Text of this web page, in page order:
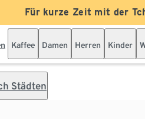
Für kurze Zeit mit der
Kaffee Damen Herren Kinder
Städten